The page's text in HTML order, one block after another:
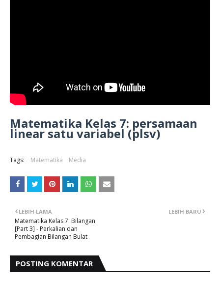
Matematika Kelas 7: persamaan
linear satu variabel (plsv)
Tags: Matematika Media
LEBIH BARU
LEBIH LAMA
Matematika Kelas 7: Bilangan
[Part 3] - Perkalian dan
Pembagian Bilangan Bulat
POSTING KOMENTAR